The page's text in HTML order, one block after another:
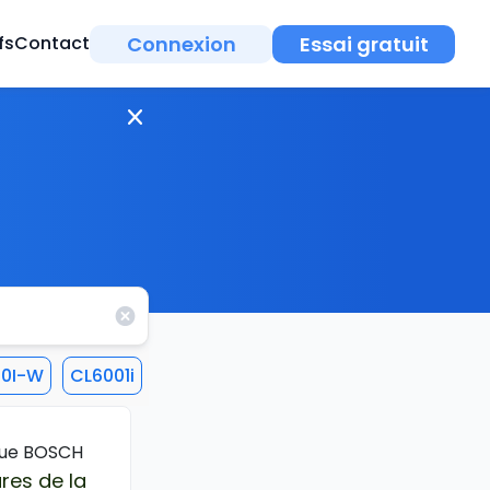
Contact Connexion Essai gratuit
W CL6001i
BOSCH
de la